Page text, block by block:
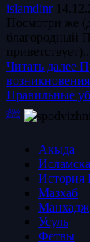
islamdinr
Посмотри же
благородный
приветствует)...
Читать далее
Правильные
ﷺ
Акыда
История
Мазхаб
Манхадж
Усуль
Фетвы